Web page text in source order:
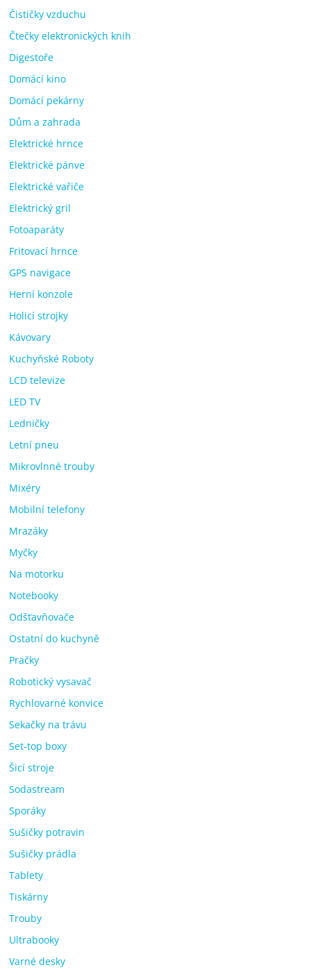
Čističky vzduchu
Čtečky elektronických knih
Digestoře
Domácí kino
Domácí pekárny
Dům a zahrada
Elektrické hrnce
Elektrické pánve
Elektrické vařiče
Elektrický gril
Fotoaparáty
Fritovací hrnce
GPS navigace
Herní konzole
Holicí strojky
Kávovary
Kuchyňské Roboty
LCD televize
LED TV
Ledničky
Letní pneu
Mikrovlnné trouby
Mixéry
Mobilní telefony
Mrazáky
Myčky
Na motorku
Notebooky
Odšťavňovače
Ostatní do kuchyně
Pračky
Robotický vysavač
Rychlovarné konvice
Sekačky na trávu
Set-top boxy
Šicí stroje
Sodastream
Sporáky
Sušičky potravin
Sušičky prádla
Tablety
Tiskárny
Trouby
Ultrabooky
Varné desky